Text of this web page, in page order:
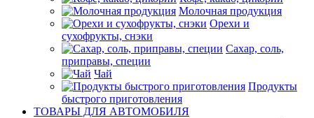
Молочная продукция
Орехи и
сухофрукты, снэки
Сахар, соль,
приправы, специи
Чай
Продукты
быстрого приготовления
ТОВАРЫ ДЛЯ АВТОМОБИЛЯ